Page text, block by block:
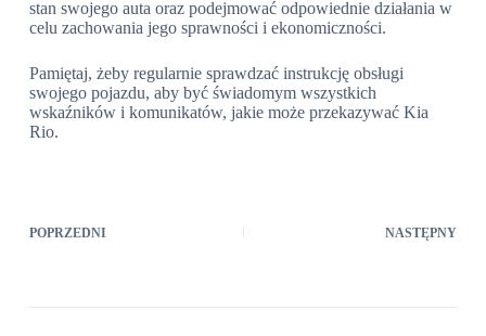
stan swojego auta oraz podejmować odpowiednie działania w
celu zachowania jego sprawności i ekonomiczności.
Pamiętaj, żeby regularnie sprawdzać instrukcję obsługi
swojego pojazdu, aby być świadomym wszystkich
wskaźników i komunikatów, jakie może przekazywać Kia
Rio.
POPRZEDNI NASTĘPNY